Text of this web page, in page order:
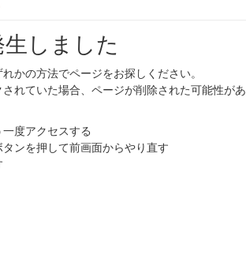
しました
かの方法でページをお探しください。
れていた場合、ページが削除された可能性があ
度アクセスする
ンを押して前画面からやり直す